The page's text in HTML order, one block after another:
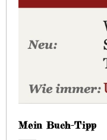
Mein Buch-Tipp